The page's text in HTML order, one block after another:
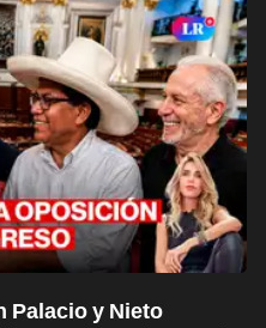
Palacio y Nieto